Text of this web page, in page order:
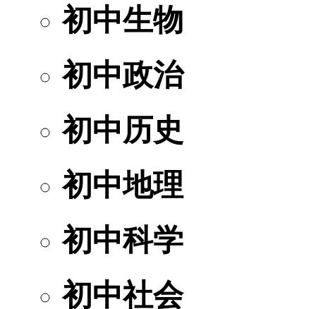
初中生物
初中政治
初中历史
初中地理
初中科学
初中社会